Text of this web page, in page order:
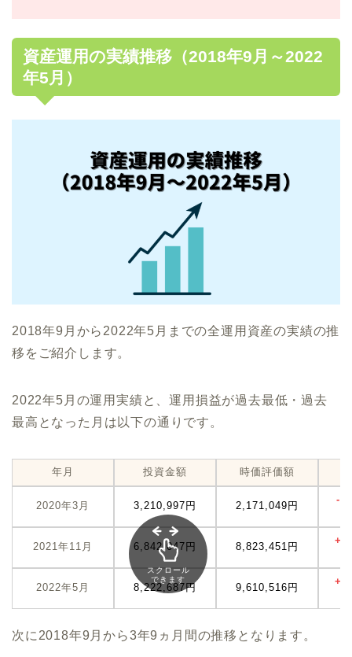
資産運用の実績推移（2018年9月～2022
年5月）
2018年9月から2022年5月までの全運用資産の実績の推
移をご紹介します。
2022年5月の運用実績と、運用損益が過去最低・過去
最高となった月は以下の通りです。
年月 投資金額 時価評価額
2020年3月 3,210,997円 2,171,049円
-
2021年11月 6,842,047円 8,823,451円
2022年5月 8,222,687円 9,610,516円
スクロール
できます
次に2018年9月から3年9ヵ月間の推移となります。